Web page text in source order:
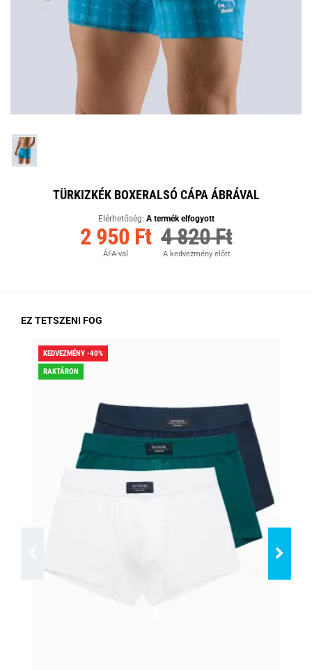
TÜRKIZKÉK BOXERALSÓ CÁPA ÁBRÁVAL
Elérhetőség: A termék elfogyott
2 950 Ft
ÁFA-val
4 820 Ft
A kedvezmény előtt
EZ TETSZENI FOG
KEDVEZMÉNY -40%
RAKTÁRON